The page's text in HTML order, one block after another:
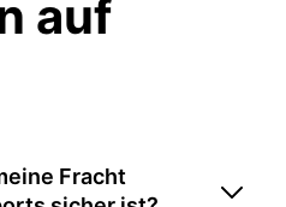
auf
Fracht